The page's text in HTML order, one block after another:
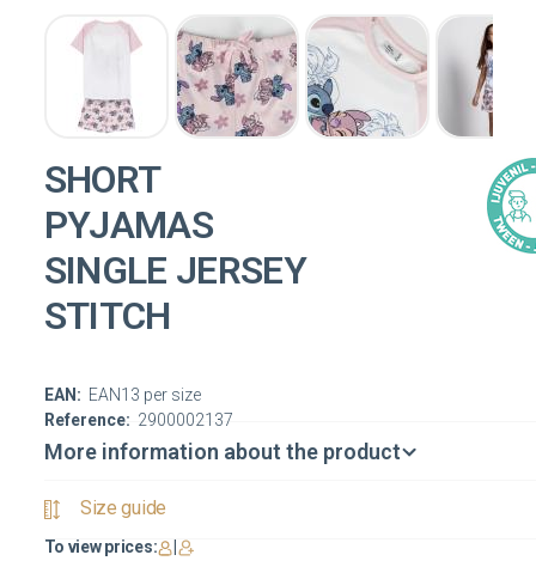
SHORT
PYJAMAS
SINGLE JERSEY
STITCH
Reference: 2900002137
EAN: EAN13 per size
More information about the product
Size guide
To view prices: